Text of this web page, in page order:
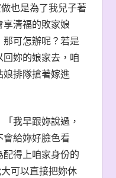
也是為了我兒子著
清福的敗家娘
可怎辦呢？若是
妳的娘家去，咱
排隊搶著嫁進
我早跟妳說過，
給妳好臉色看
得上咱家身份的
可以直接把妳休